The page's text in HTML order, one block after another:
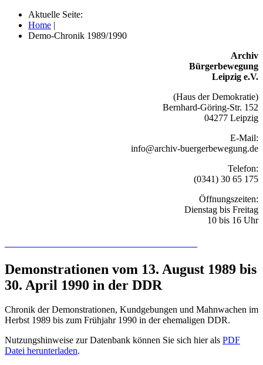
Aktuelle Seite:
Home |
Demo-Chronik 1989/1990
Archiv
Bürgerbewegung
Leipzig e.V.
(Haus der Demokratie)
Bernhard-Göring-Str. 152
04277 Leipzig
E-Mail:
info@archiv-buergerbewegung.de
Telefon:
(0341) 30 65 175
Öffnungszeiten:
Dienstag bis Freitag
10 bis 16 Uhr
Demonstrationen vom 13. August 1989 bis
30. April 1990 in der DDR
Chronik der Demonstrationen, Kundgebungen und Mahnwachen im
Herbst 1989 bis zum Frühjahr 1990 in der ehemaligen DDR.
Nutzungshinweise zur Datenbank können Sie sich hier als PDF
Datei herunterladen.